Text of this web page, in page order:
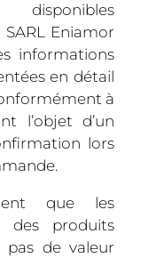
Eniamor
informations
en détail
à
l’objet d’un
lors
que les
des produits
de valeur